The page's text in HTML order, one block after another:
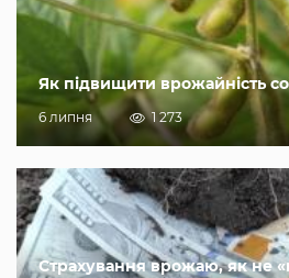
Як підвищити врожайність
6 липня 1 273
Страхування врожаю, як не